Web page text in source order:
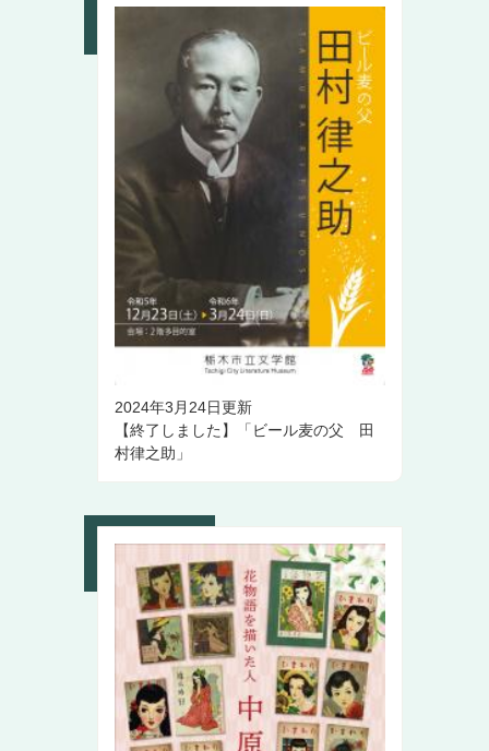
2024年3月24日更新
【終了しました】「ビール麦の父 田
村律之助」